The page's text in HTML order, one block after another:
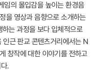
임의 몰입감을 높이는 환경음
을 영상과 음향으로 소개하는
는 과정을 보다 입체적으로
인근 판교 콘텐츠거리에서는 N
창작에 대한 이야기를 전하고
.